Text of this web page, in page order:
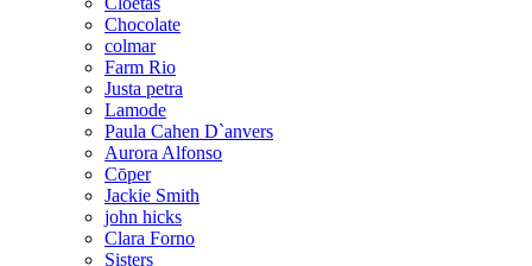
Chocolate
colmar
Farm Rio
Justa petra
Lamode
Paula Cahen D`anvers
Aurora Alfonso
Cōper
Jackie Smith
john hicks
Clara Forno
Sisters